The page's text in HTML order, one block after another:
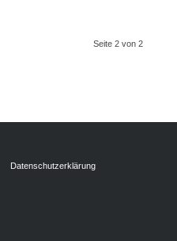
Seite 2 von 2
Datenschutzerklärung